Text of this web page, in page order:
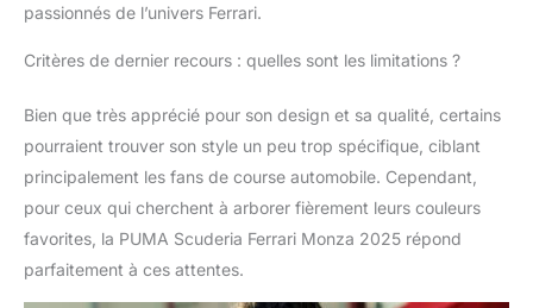
passionnés de l’univers Ferrari.
Critères de dernier recours : quelles sont les limitations ?
Bien que très apprécié pour son design et sa qualité, certains
pourraient trouver son style un peu trop spécifique, ciblant
principalement les fans de course automobile. Cependant,
pour ceux qui cherchent à arborer fièrement leurs couleurs
favorites, la PUMA Scuderia Ferrari Monza 2025 répond
parfaitement à ces attentes.